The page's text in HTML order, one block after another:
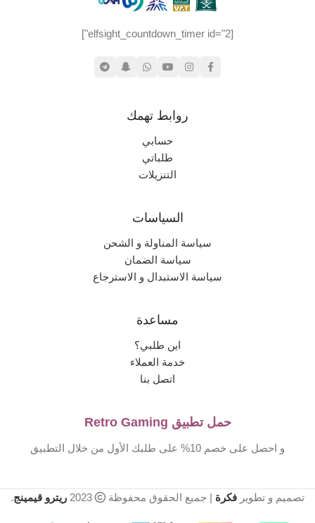
[elfsight_countdown_timer id="2"]
روابط تهمك
حسابي
طلباتي
التنزيلات
السياسات
سياسة المناولة و الشحن
سياسة الضمان
سياسة الاستبدال و الاسترجاع
مساعدة
اين طلبي؟
خدمة العملاء
اتصل بنا
حمل تطبيق Retro Gaming
و احصل على خصم 10% على طلبك الأول من خلال التطبيق
تصميم و تطوير فكرة | جميع الحقوق محفوظة 2023 ريترو قيمينج.